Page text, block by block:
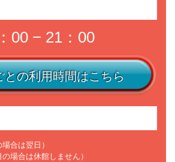
00 − 21：00
との利用時間はこちら
合は翌日）
場合は休館しません）